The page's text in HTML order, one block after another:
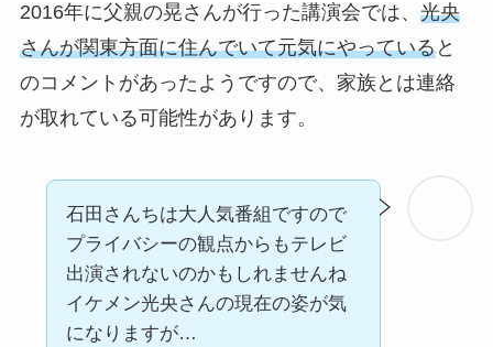
2016年に父親の晃さんが行った講演会では、 光央
さんが関東方面に住んでいて元気にやっていると
のコメントがあったようですので、家族とは連絡
が取れている可能性があります。
石田さんちは大人気番組ですので
プライバシーの観点からもテレビ
出演されないのかもしれませんね
イケメン光央さんの現在の姿が気
になりますが…